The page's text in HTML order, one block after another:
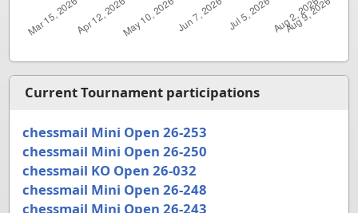
Current Tournament participations
chessmail Mini Open 26-253
chessmail Mini Open 26-250
chessmail KO Open 26-032
chessmail Mini Open 26-248
chessmail Mini Open 26-243